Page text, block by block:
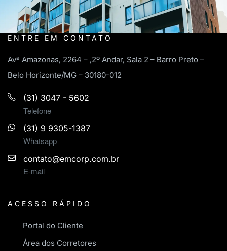
ENTRE EM CONTATO
Avª Amazonas, 2264 – ,2º Andar, Sala 2 – Barro Preto –
Belo Horizonte/MG – 30180-012
(31) 3047 - 5602
Telefone
(31) 9 9305-1387
Whatsapp
contato@emcorp.com.br
E-mail
ACESSO RÁPIDO
Portal do Cliente
Área dos Corretores